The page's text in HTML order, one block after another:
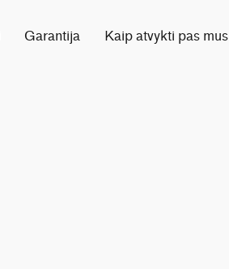
Garantija Kaip atvykti pas mus